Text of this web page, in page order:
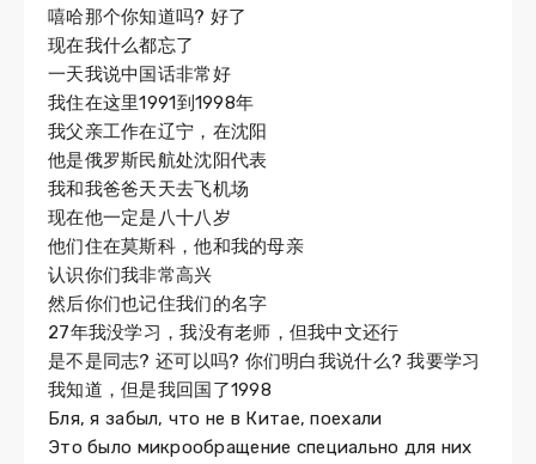
嘻哈那个你知道吗? 好了
现在我什么都忘了
一天我说中国话非常好
我住在这里1991到1998年
我父亲工作在辽宁，在沈阳
他是俄罗斯民航处沈阳代表
我和我爸爸天天去飞机场
现在他一定是八十八岁
他们住在莫斯科，他和我的母亲
认识你们我非常高兴
然后你们也记住我们的名字
27年我没学习，我没有老师，但我中文还行
是不是同志? 还可以吗? 你们明白我说什么? 我要学习
我知道，但是我回国了1998
Бля, я забыл, что не в Китае, поехали
Это было микрообращение специально для них